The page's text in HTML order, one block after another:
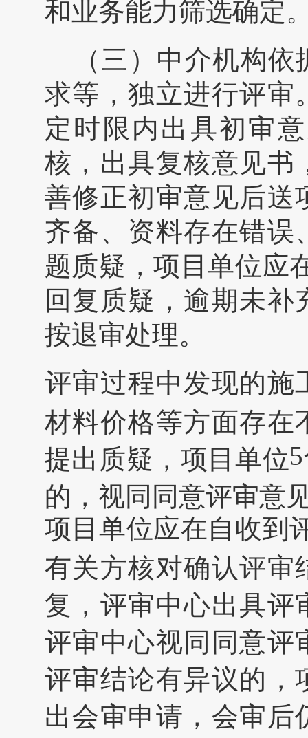
和业务能力筛选确定
（三）中介机构
求等，独立进行评审
定时限内出具初审
核，出具复核意见书
善修正初审意见后送
齐备、资料存在错误
题质疑，项目单位应
回复质疑，逾期未
按退审处理。
评审过程中发现的施
材料价格等方面存在
提出质疑，项目单位5
的，视同同意评审意
项目单位应在自收到
有关方核对确认评审
复，评审中心出具评
评审中心视同同意评
评审结论有异议的，
出会审申请，会审后